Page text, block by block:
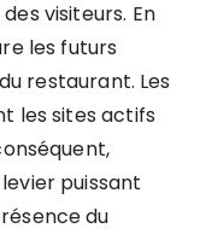
visiteurs. En
les futurs
restaurant. Les
les sites actifs
puissant
du